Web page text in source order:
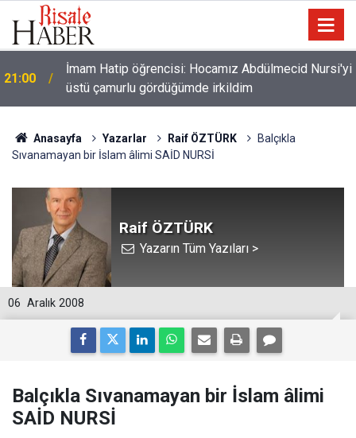
21:00
İmam Hatip öğrencisi: Hocamız Abdülmecid Nursi'yi
üstü çamurlu gördüğümde irkildim
Anasayfa Yazarlar Raif ÖZTÜRK
Balçıkla
Sıvanamayan bir İslam âlimi SAİD NURSİ
Raif ÖZTÜRK
Yazarın Tüm Yazıları >
06 Aralık 2008
Balçıkla Sıvanamayan bir İslam âlimi
SAİD NURSİ